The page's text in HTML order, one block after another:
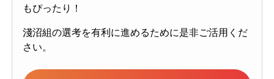
もぴったり！
淺沼組の選考を有利に進めるために是非ご活用くだ
さい。